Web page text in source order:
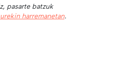
pasarte batzuk
harremanetan.